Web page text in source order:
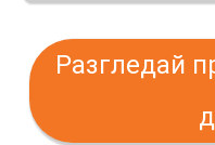
Разгледай